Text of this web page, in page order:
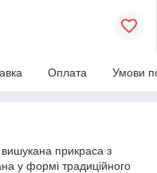
Оплата Умови
прикраса з
у формі традиційного